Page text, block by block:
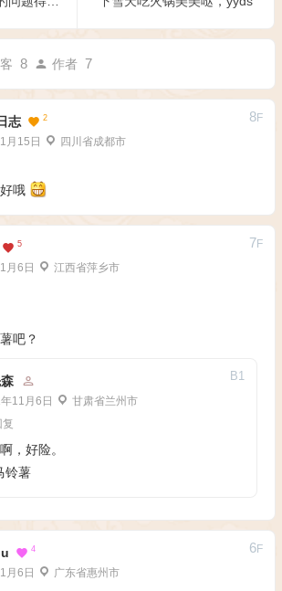
8 作者 7
志 2
月15日 四川省成都市
8F
哦
5
月6日 江西省萍乡市
7F
吧？
11月6日 甘肃省兰州市
B1
复
，好险。
铃薯
4
月6日 广东省惠州市
6F